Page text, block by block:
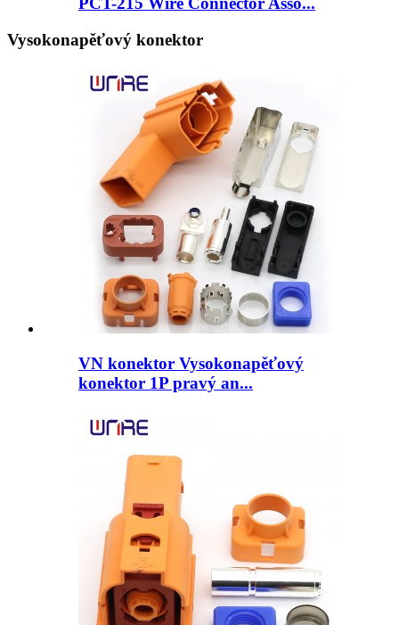
Vysokonapěťový konektor
VN konektor Vysokonapěťový
konektor 1P pravý an...